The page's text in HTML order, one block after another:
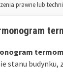
prawne lub
stanu budynku,